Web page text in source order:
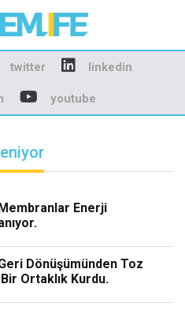
ve
twitter linkedin
youtube
Enerji
Dönüşümünden Toz
Ortaklık Kurdu.